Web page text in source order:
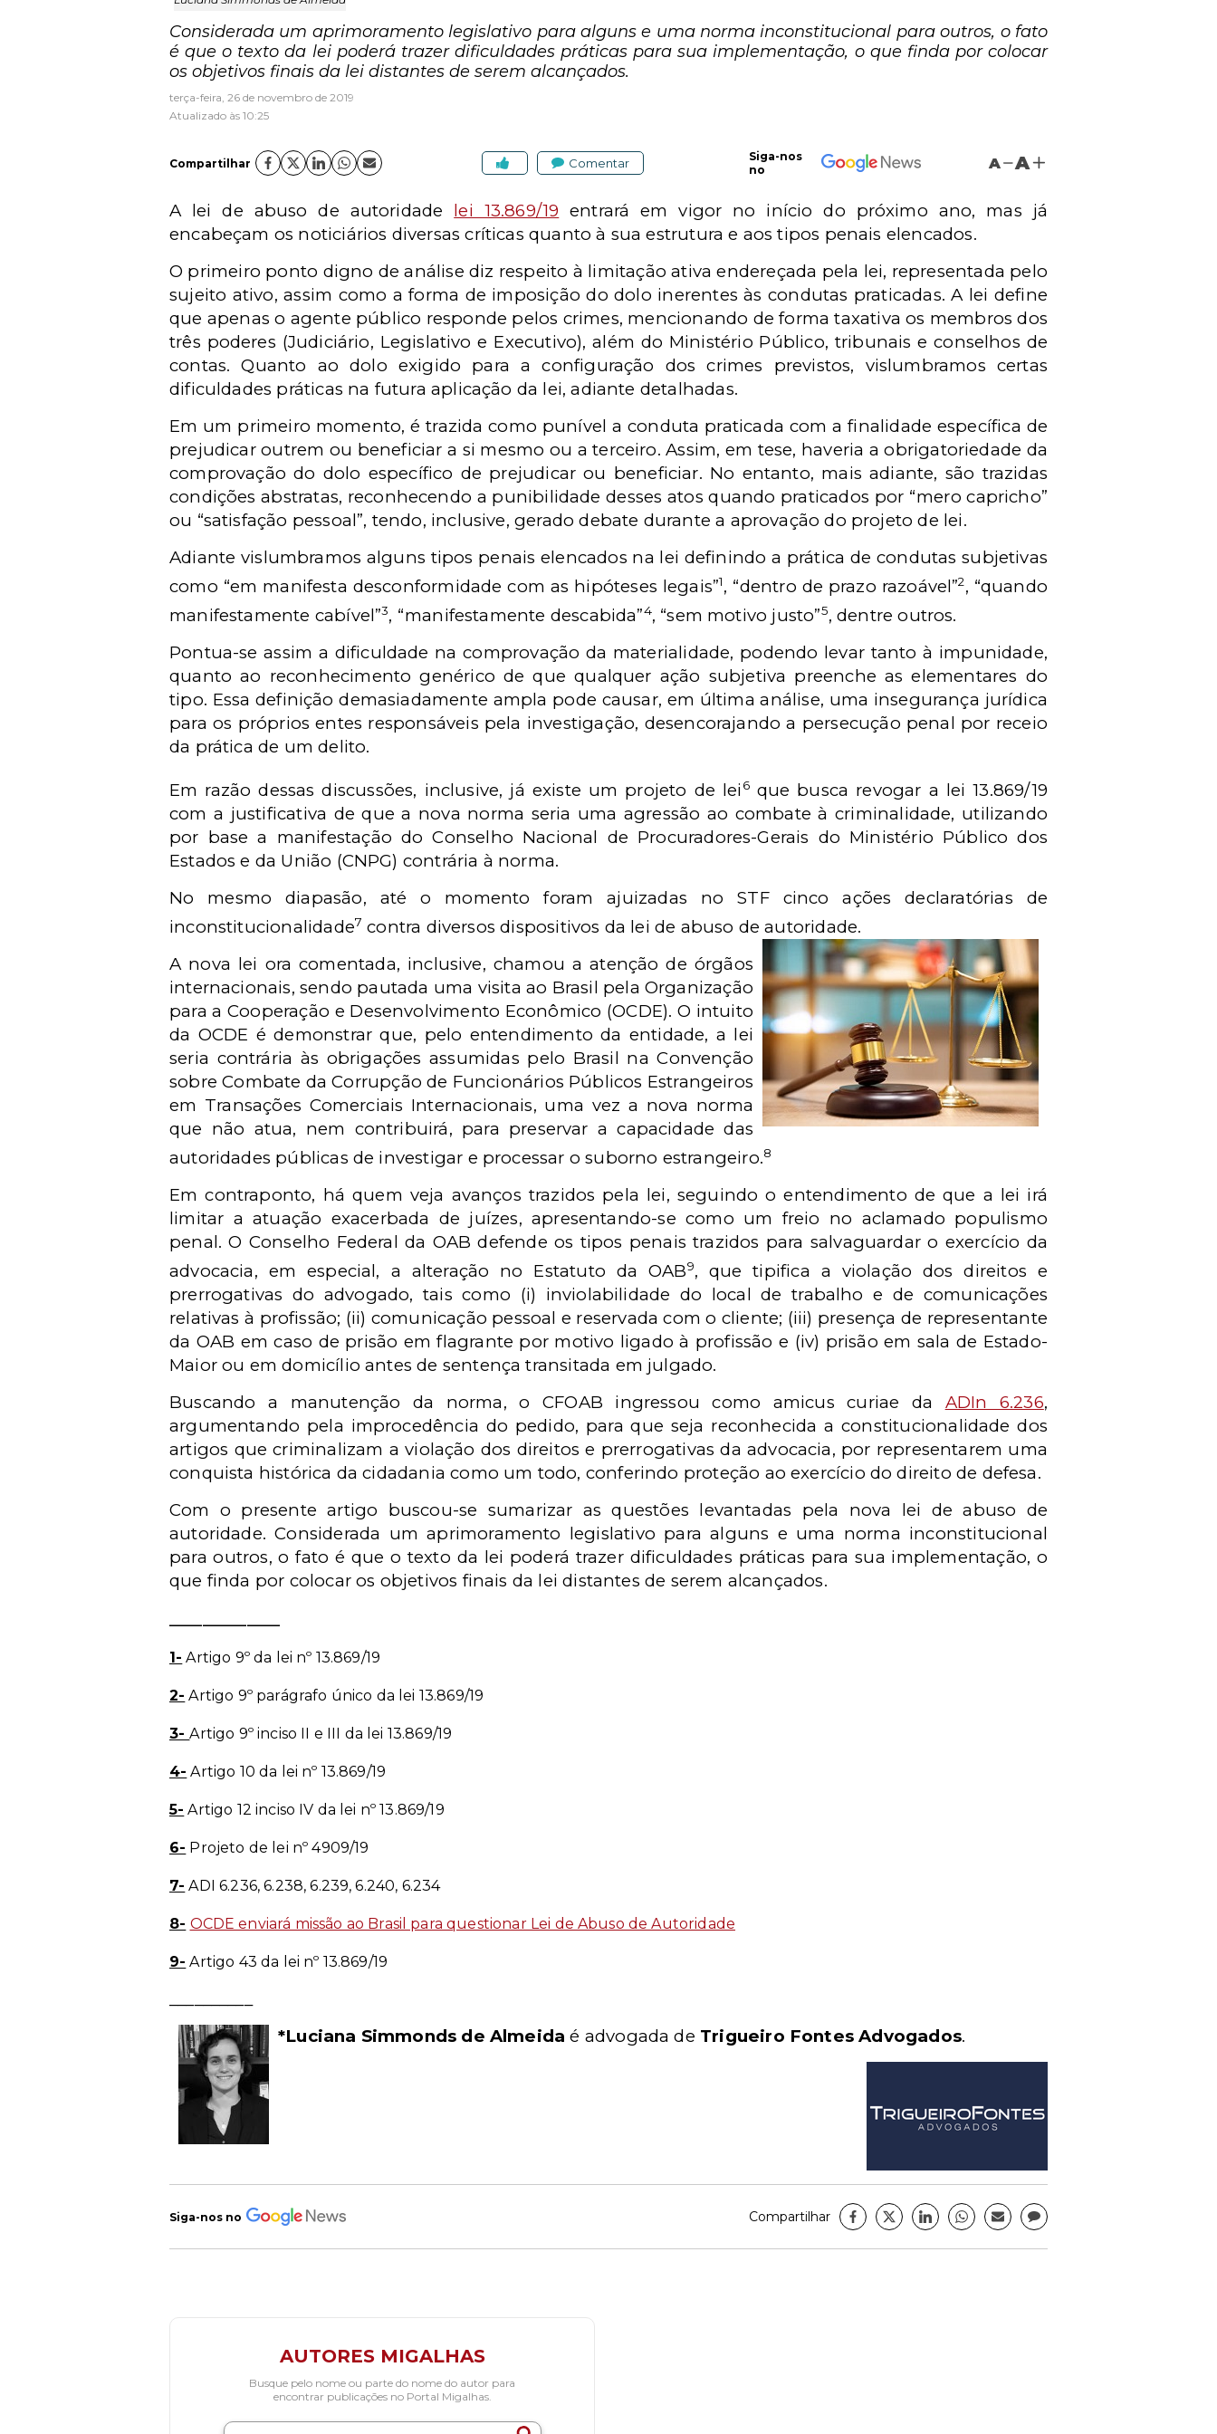
Considerada um aprimoramento legislativo para alguns e uma norma inconstitucional para outros, o fato
é que o texto da lei poderá trazer dificuldades práticas para sua implementação, o que finda por colocar
os objetivos finais da lei distantes de serem alcançados.
terça-feira, 26 de novembro de 2019
Atualizado às 10:25
Compartilhar Comentar
Siga-nos
no
A A
A lei de abuso de autoridade lei 13.869/19 entrará em vigor no início do próximo ano, mas já
encabeçam os noticiários diversas críticas quanto à sua estrutura e aos tipos penais elencados.
O primeiro ponto digno de análise diz respeito à limitação ativa endereçada pela lei, representada pelo
sujeito ativo, assim como a forma de imposição do dolo inerentes às condutas praticadas. A lei define
que apenas o agente público responde pelos crimes, mencionando de forma taxativa os membros dos
três poderes (Judiciário, Legislativo e Executivo), além do Ministério Público, tribunais e conselhos de
contas. Quanto ao dolo exigido para a configuração dos crimes previstos, vislumbramos certas
dificuldades práticas na futura aplicação da lei, adiante detalhadas.
Em um primeiro momento, é trazida como punível a conduta praticada com a finalidade específica de
prejudicar outrem ou beneficiar a si mesmo ou a terceiro. Assim, em tese, haveria a obrigatoriedade da
comprovação do dolo específico de prejudicar ou beneficiar. No entanto, mais adiante, são trazidas
condições abstratas, reconhecendo a punibilidade desses atos quando praticados por “mero capricho”
ou “satisfação pessoal”, tendo, inclusive, gerado debate durante a aprovação do projeto de lei.
Adiante vislumbramos alguns tipos penais elencados na lei definindo a prática de condutas subjetivas
como “em manifesta desconformidade com as hipóteses legais”1, “dentro de prazo razoável”2, “quando
manifestamente cabível”3, “manifestamente descabida”4, “sem motivo justo”5, dentre outros.
Pontua-se assim a dificuldade na comprovação da materialidade, podendo levar tanto à impunidade,
quanto ao reconhecimento genérico de que qualquer ação subjetiva preenche as elementares do
tipo. Essa definição demasiadamente ampla pode causar, em última análise, uma insegurança jurídica
para os próprios entes responsáveis pela investigação, desencorajando a persecução penal por receio
da prática de um delito.
Em razão dessas discussões, inclusive, já existe um projeto de lei 6que busca revogar a lei 13.869/19
com a justificativa de que a nova norma seria uma agressão ao combate à criminalidade, utilizando
por base a manifestação do Conselho Nacional de Procuradores-Gerais do Ministério Público dos
Estados e da União (CNPG) contrária à norma.
No mesmo diapasão, até o momento foram ajuizadas no STF cinco ações declaratórias de
inconstitucionalidade7 contra diversos dispositivos da lei de abuso de autoridade.
A nova lei ora comentada, inclusive, chamou a atenção de órgãos
internacionais, sendo pautada uma visita ao Brasil pela Organização
para a Cooperação e Desenvolvimento Econômico (OCDE). O intuito
da OCDE é demonstrar que, pelo entendimento da entidade, a lei
seria contrária às obrigações assumidas pelo Brasil na Convenção
sobre Combate da Corrupção de Funcionários Públicos Estrangeiros
em Transações Comerciais Internacionais, uma vez a nova norma
que não atua, nem contribuirá, para preservar a capacidade das
autoridades públicas de investigar e processar o suborno estrangeiro.8
Em contraponto, há quem veja avanços trazidos pela lei, seguindo o entendimento de que a lei irá
limitar a atuação exacerbada de juízes, apresentando-se como um freio no aclamado populismo
penal. O Conselho Federal da OAB defende os tipos penais trazidos para salvaguardar o exercício da
advocacia, em especial, a alteração no Estatuto da OAB9, que tipifica a violação dos direitos e
prerrogativas do advogado, tais como (i) inviolabilidade do local de trabalho e de comunicações
relativas à profissão; (ii) comunicação pessoal e reservada com o cliente; (iii) presença de representante
da OAB em caso de prisão em flagrante por motivo ligado à profissão e (iv) prisão em sala de Estado-
Maior ou em domicílio antes de sentença transitada em julgado.
Buscando a manutenção da norma, o CFOAB ingressou como amicus curiae da ADIn 6.236,
argumentando pela improcedência do pedido, para que seja reconhecida a constitucionalidade dos
artigos que criminalizam a violação dos direitos e prerrogativas da advocacia, por representarem uma
conquista histórica da cidadania como um todo, conferindo proteção ao exercício do direito de defesa.
Com o presente artigo buscou-se sumarizar as questões levantadas pela nova lei de abuso de
autoridade. Considerada um aprimoramento legislativo para alguns e uma norma inconstitucional
para outros, o fato é que o texto da lei poderá trazer dificuldades práticas para sua implementação, o
que finda por colocar os objetivos finais da lei distantes de serem alcançados.
__________
1- Artigo 9º da lei nº 13.869/19
2- Artigo 9º parágrafo único da lei 13.869/19
3-Artigo 9º inciso II e III da lei 13.869/19
4- Artigo 10 da lei nº 13.869/19
5- Artigo 12 inciso IV da lei nº 13.869/19
6- Projeto de lei nº 4909/19
7- ADI 6.236, 6.238, 6.239, 6.240, 6.234
8- OCDE enviará missão ao Brasil para questionar Lei de Abuso de Autoridade
9- Artigo 43 da lei nº 13.869/19
*Luciana Simmonds de Almeida é advogada de Trigueiro Fontes Advogados.
Siga-nos no Compartilhar
AUTORES MIGALHAS
Busque pelo nome ou parte do nome do autor para
encontrar publicações no Portal Migalhas.